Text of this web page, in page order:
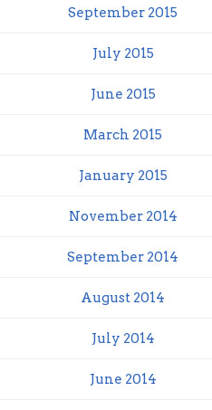
September 2015
July 2015
June 2015
March 2015
January 2015
November 2014
September 2014
August 2014
July 2014
June 2014